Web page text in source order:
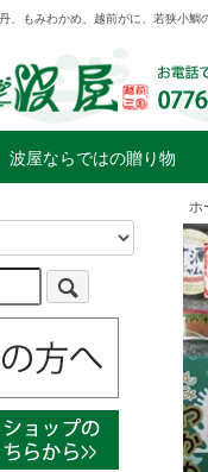
もみわかめ、越前がに、若狭小鯛
波屋ならではの贈り物
ホ